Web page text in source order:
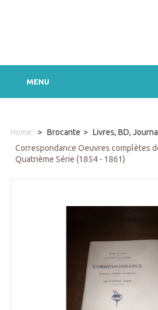
MENU
Home > Brocante > Livres, BD,
Correspondance Oeuvres complètes
Quatrième Série (1854 - 1861)